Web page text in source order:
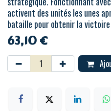
activent des unités les unes
bataille pour obtenir la
63,10€